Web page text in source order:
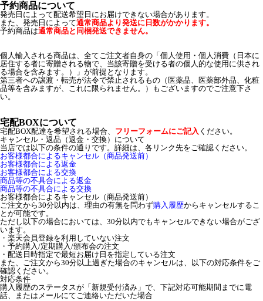
予約商品について
発売日によって配送希望日にお届けできない場合があります。
また、発売日によって通常商品より発送に日数がかかります。
予約商品は通常商品と同梱発送できません。
個人輸入される商品は、全てご注文者自身の「個人使用・個人消費（日本に
居住する者に寄贈される物で、当該寄贈を受ける者の個人的な使用に供され
る場合を含みます。）」が前提となります。
第三者への譲渡・転売が法令で禁止されるもの（医薬品、医薬部外品、化粧
品等を含みますが、これに限られません。）もございますのでご注意下さ
い。
宅配BOXについて
宅配BOX配達を希望される場合、 フリーフォームにご記入 ください。
キャンセル・返品（返金・交換）について
当店では以下の条件の通りです。詳細は、各リンク先をご確認ください。
お客様都合によるキャンセル（商品発送前）
お客様都合による返金
お客様都合による交換
商品等の不具合による返金
商品等の不具合による交換
お客様都合によるキャンセル（商品発送前）
ご注文から30分以内は、理由の有無を問わず購入履歴からキャンセルするこ
とが可能です。
ただし以下の場合においては、30分以内でもキャンセルできない場合がござ
います。
・楽天会員登録を利用していない注文
・予約購入/定期購入/頒布会の注文
・配送日時指定で最短お届け日を指定している注文
また、ご注文から30分以上過ぎた場合のキャンセルは、以下の対応条件をご
確認ください。
対応条件
購入履歴のステータスが「新規受付済み」で、下記対応可能期間までに電
話、またはメールにてご連絡いただいた場合